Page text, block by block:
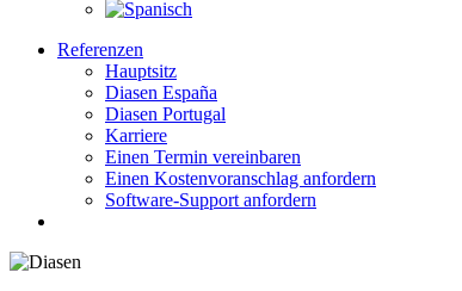
Referenzen
Hauptsitz
Diasen España
Diasen Portugal
Karriere
Einen Termin vereinbaren
Einen Kostenvoranschlag anfordern
Software-Support anfordern